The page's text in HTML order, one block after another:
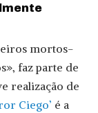
mortos-
faz parte de
realização de
Ciego’ é a